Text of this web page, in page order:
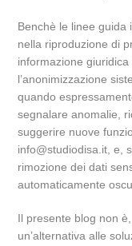
Benchè le linee guida
nella riproduzione di
informazione
l’anonimizzazione
quando
segnalare anomalie,
suggerire nuove
info@studiodisa.it, e,
rimozione dei dati
automaticamente
Il presente blog non
un’alternativa alle